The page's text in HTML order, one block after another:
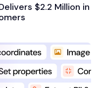
$2.2 Million in